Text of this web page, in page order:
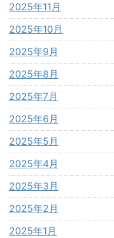
2025年11月
2025年10月
2025年9月
2025年8月
2025年7月
2025年6月
2025年5月
2025年4月
2025年3月
2025年2月
2025年1月